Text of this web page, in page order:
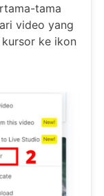
tama
video yang
ke ikon